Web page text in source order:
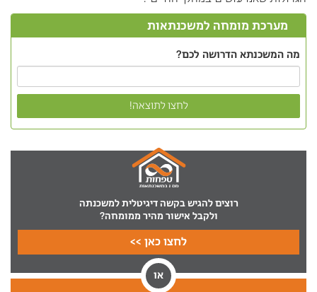
מערכת מומחה למשכנתאות
מה המשכנתא הדרושה לכם?
לחצו לתוצאה!
רוצים להגיש בקשה דיגיטלית למשכנתה
ולקבל אישור מהיר ממומחה?
לחצו כאן >>
או